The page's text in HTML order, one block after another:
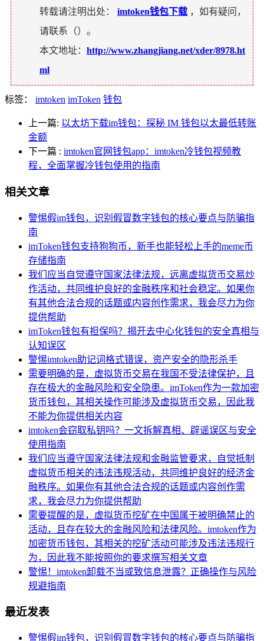
转载请注明出处： imtoken钱包下载 ，如有疑问，
请联系（）。
本文地址： http://www.zhangjiang.net/xder/8978.ht
ml
标签： imtoken imToken 钱包
上一篇: 以太坊下载im钱包：探秘 IM 钱包以太最低转账
金额
下一篇 : imtoken官网钱包app：imtoken冷钱包视频教
程，全面掌握冷钱包使用的指南
相关文章
警惕假im钱包，识别假冒数字钱包的核心要点与防骗指
南
imToken钱包支持狗狗币，新手也能轻松上手的meme币
存储指南
我们应当自觉遵守国家法律法规，远离虚拟货币交易炒
作活动，共同维护良好的金融秩序和社会稳定。如果你
有其他合法合规的话题或内容创作需求，我会尽力为你
提供帮助
imToken钱包有担保吗？揭开去中心化钱包的安全真相与
认知误区
警惕imtoken助记词格式错误，资产安全的隐形杀手
需要明确的是，虚拟货币交易在我国不受法律保护，且
存在极大的金融风险和安全隐患。imToken作为一款加密
货币钱包，其相关操作可能涉及虚拟货币交易，因此我
不能为你提供相关内容
imtoken会窃取私钥吗？一文拆解真相、辟谣误区与安全
使用指南
我们应当遵守国家法律法规和金融监管要求，自觉抵制
虚拟货币相关的违法违规活动，共同维护良好的经济金
融秩序。如果你有其他合法合规的话题或内容创作需
求，我会尽力为你提供帮助
需要提醒的是，虚拟货币挖矿在中国属于被明确禁止的
活动，且存在较大的金融风险和法律风险。imtoken作为
加密货币钱包，其相关的挖矿活动可能涉及违法违规行
为，因此我不能按照你的要求撰写相关文章
警惕！imtoken卸载不当或致信息泄露？正确操作与风险
规避指南
最近发表
警惕假im钱包，识别假冒数字钱包的核心要点与防骗指